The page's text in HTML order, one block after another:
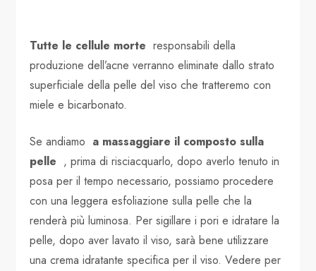
Tutte le cellule morte responsabili della
produzione dell’acne verranno eliminate dallo strato
superficiale della pelle del viso che tratteremo con
miele e bicarbonato.
Se andiamo a massaggiare il composto sulla
pelle , prima di risciacquarlo, dopo averlo tenuto in
posa per il tempo necessario, possiamo procedere
con una leggera esfoliazione sulla pelle che la
renderà più luminosa. Per sigillare i pori e idratare la
pelle, dopo aver lavato il viso, sarà bene utilizzare
una crema idratante specifica per il viso. Vedere per